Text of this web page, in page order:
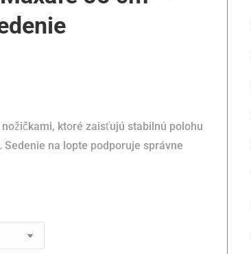
ktoré zaisťujú stabilnú polohu
Sedenie na lopte podporuje správne